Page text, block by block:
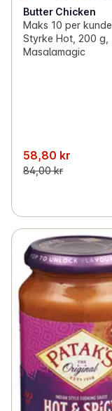
Butter Chicken
Maks 10 per kunde,
Styrke Hot, 200 g,
Masalamagic
58,80 kr
84,00 kr